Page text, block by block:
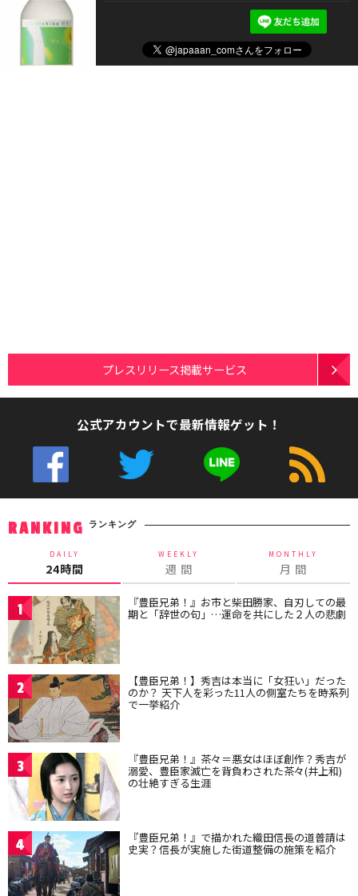
プレスリリース掲載サービス
公式アカウントで最新情報ゲット！
RANKING ランキング
DAILY
24時間
WEEKLY
週 間
MONTHLY
月 間
1 『豊臣兄弟！』お市と柴田勝家、自刃しての最
期と「辞世の句」…運命を共にした２人の悲劇
2 【豊臣兄弟！】秀吉は本当に「女狂い」だった
のか？ 天下人を彩った11人の側室たちを時系列
で一挙紹介
3 『豊臣兄弟！』茶々＝悪女はほぼ創作？秀吉が
溺愛、豊臣家滅亡を背負わされた茶々(井上和)
の壮絶すぎる生涯
4 『豊臣兄弟！』で描かれた織田信長の道普請は
史実？信長が実施した街道整備の施策を紹介